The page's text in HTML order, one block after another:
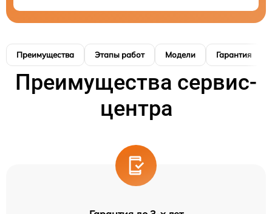
Преимущества Этапы работ Модели Гарантия
Преимущества сервис-
центра